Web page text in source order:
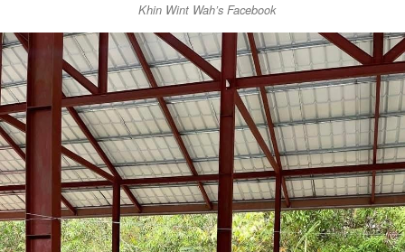
Khin Wint Wah’s Facebook